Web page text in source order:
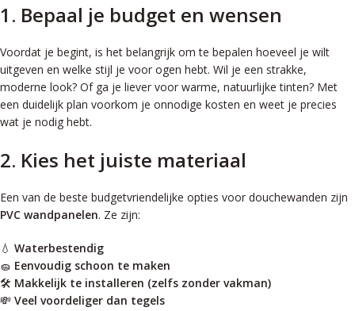
1. Bepaal je budget en wensen
Voordat je begint, is het belangrijk om te bepalen hoeveel je wilt
uitgeven en welke stijl je voor ogen hebt. Wil je een strakke,
moderne look? Of ga je liever voor warme, natuurlijke tinten? Met
een duidelijk plan voorkom je onnodige kosten en weet je precies
wat je nodig hebt.
2. Kies het juiste materiaal
Een van de beste budgetvriendelijke opties voor douchewanden zijn
PVC wandpanelen. Ze zijn:
💧 Waterbestendig
🧽 Eenvoudig schoon te maken
🛠️ Makkelijk te installeren (zelfs zonder vakman)
💸 Veel voordeliger dan tegels